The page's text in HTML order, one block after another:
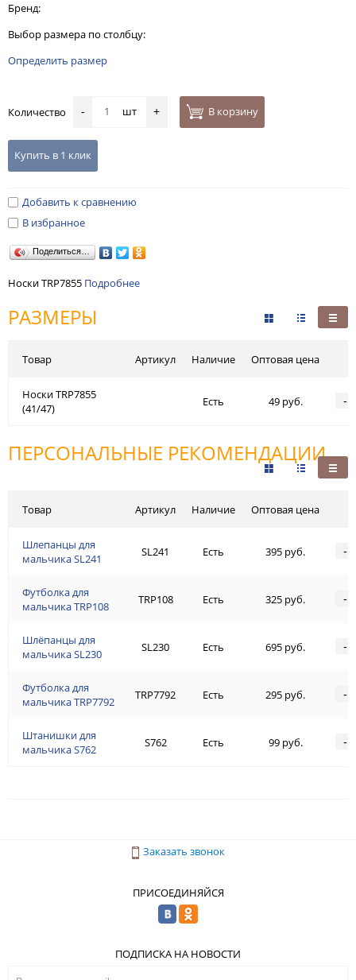
Бренд:
Выбор размера по столбцу:
Определить размер
Количество - шт + В корзину
Купить в 1 клик
Добавить к сравнению
В избранное
Поделиться…
Носки TRP7855 Подробнее
РАЗМЕРЫ
Товар
Носки TRP7855
(41/47)
Артикул Наличие Оптовая цена
Есть 49 руб. -
ПЕРСОНАЛЬНЫЕ РЕКОМЕНДАЦИИ
Товар
Шлепанцы для
мальчика SL241
Футболка для
мальчика TRP108
Шлёпанцы для
мальчика SL230
Футболка для
мальчика TRP7792
Штанишки для
мальчика S762
Артикул Наличие Оптовая цена
SL241 Есть 395 руб. -
TRP108 Есть 325 руб. -
SL230 Есть 695 руб. -
TRP7792 Есть 295 руб. -
S762 Есть 99 руб. -
Заказать звонок
ПРИСОЕДИНЯЙСЯ
ПОДПИСКА НА НОВОСТИ